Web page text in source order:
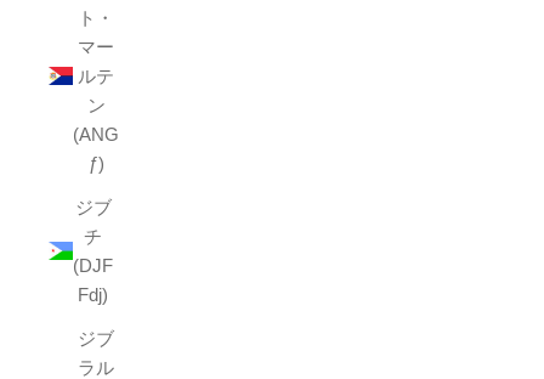
ト・
マー
ルテ
ン
(ANG
ƒ)
ジブ
チ
(DJF
Fdj)
ジブ
ラル